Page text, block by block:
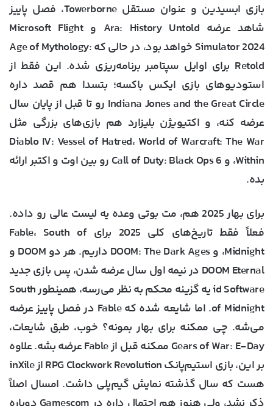
بازی ابسیدین و عنوان مستقل Towerborne، فصل پاییز
شاهد عرضه Ara: History Untold و Microsoft Flight
Simulator 2024 خواهد بود، در حالی که Age of Mythology:
Retold برای اوایل سپتامبر برنامه‌ریزی شده. این فقط از
استودیوهای بازی ایکس باکسه؛ بتسدا هم قصد داره
Indiana Jones and the Great Circle رو تا قبل از پایان سال
عرضه کنه، و اکتیویژن بلیزارد هم بازی‌های بزرگی مثل
Diablo IV: Vessel of Hatred، World of Warcraft: The War
Within، و Call of Duty: Black Ops 6 رو بین اوت و اکتبر ارائه
بده.
برای بهار 2025 هم، مت بوتی وعده یه لیست عالی رو داده.
فعلاً فقط تاریخ‌های کلی 2025 برای Fable، South of
Midnight، و DOOM: The Dark Ages داریم. هر دو DOOM و
DOOM Eternal در نیمه اول سال عرضه شدن، پس بازی جدید
id Software یه گزینه محکم به نظر می‌رسه، همینطور South
of Midnight. اما شایعه شده که Fable در فصل پاییز عرضه
می‌شه. چی ممکنه برای بهار بمونه؟ خوب، طبق شایعات،
Gears of War: E-Day ممکنه قبل از Fable عرضه بشه. علاوه
بر این، بازی استیم‌پانک RPG Clockwork Revolution از inXile
هست که سال گذشته نمایش گیم‌پلی داشت. امسال اصلاً